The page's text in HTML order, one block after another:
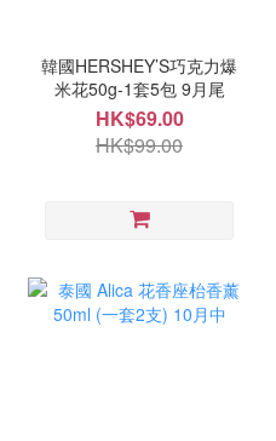
韓國HERSHEY’S巧克力爆
米花50g-1套5包 9月尾
HK$69.00
HK$99.00